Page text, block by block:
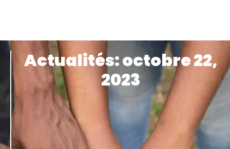
Actualités: octobre 22,
2023